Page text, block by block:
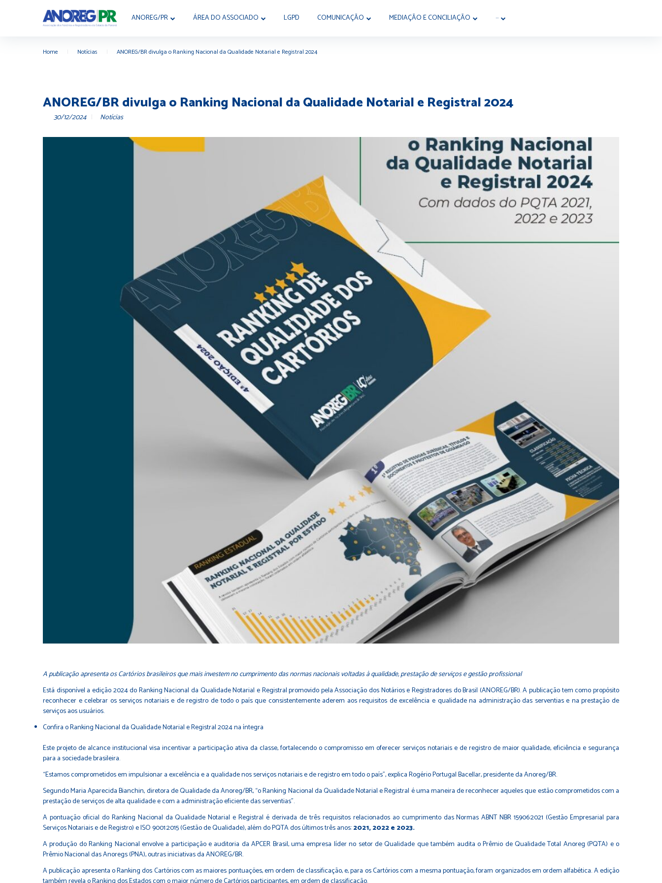
ANOREG/PR ÁREA DO ASSOCIADO LGPD COMUNICAÇÃO MEDIAÇÃO E CONCILIAÇÃO ···
Home Notícias ANOREG/BR divulga o Ranking Nacional da Qualidade Notarial e Registral 2024
ANOREG/BR divulga o Ranking Nacional da Qualidade Notarial e Registral 2024
30/12/2024 Notícias
A publicação apresenta os Cartórios brasileiros que mais investem no cumprimento das normas nacionais voltadas à qualidade, prestação de serviços e gestão profissional
Está disponível a edição 2024 do Ranking Nacional da Qualidade Notarial e Registral promovido pela Associação dos Notários e Registradores do Brasil (ANOREG/BR). A publicação tem como propósito
reconhecer e celebrar os serviços notariais e de registro de todo o país que consistentemente aderem aos requisitos de excelência e qualidade na administração das serventias e na prestação de
serviços aos usuários.
Confira o Ranking Nacional da Qualidade Notarial e Registral 2024 na íntegra
Este projeto de alcance institucional visa incentivar a participação ativa da classe, fortalecendo o compromisso em oferecer serviços notariais e de registro de maior qualidade, eficiência e segurança
para a sociedade brasileira.
“Estamos comprometidos em impulsionar a excelência e a qualidade nos serviços notariais e de registro em todo o país”, explica Rogério Portugal Bacellar, presidente da Anoreg/BR.
Segundo Maria Aparecida Bianchin, diretora de Qualidade da Anoreg/BR, “o Ranking Nacional da Qualidade Notarial e Registral é uma maneira de reconhecer aqueles que estão comprometidos com a
prestação de serviços de alta qualidade e com a administração eficiente das serventias”.
A pontuação oficial do Ranking Nacional da Qualidade Notarial e Registral é derivada de três requisitos relacionados ao cumprimento das Normas ABNT NBR 15906:2021 (Gestão Empresarial para
Serviços Notariais e de Registro) e ISO 9001:2015 (Gestão de Qualidade), além do PQTA dos últimos três anos:2021, 2022 e 2023.
A produção do Ranking Nacional envolve a participação e auditoria da APCER Brasil, uma empresa líder no setor de Qualidade que também audita o Prêmio de Qualidade Total Anoreg (PQTA) e o
Prêmio Nacional das Anoregs (PNA), outras iniciativas da ANOREG/BR.
A publicação apresenta o Ranking dos Cartórios com as maiores pontuações, em ordem de classificação, e, para os Cartórios com a mesma pontuação, foram organizados em ordem alfabética. A edição